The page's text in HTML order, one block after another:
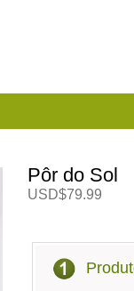
Pôr do Sol
USD$79.99